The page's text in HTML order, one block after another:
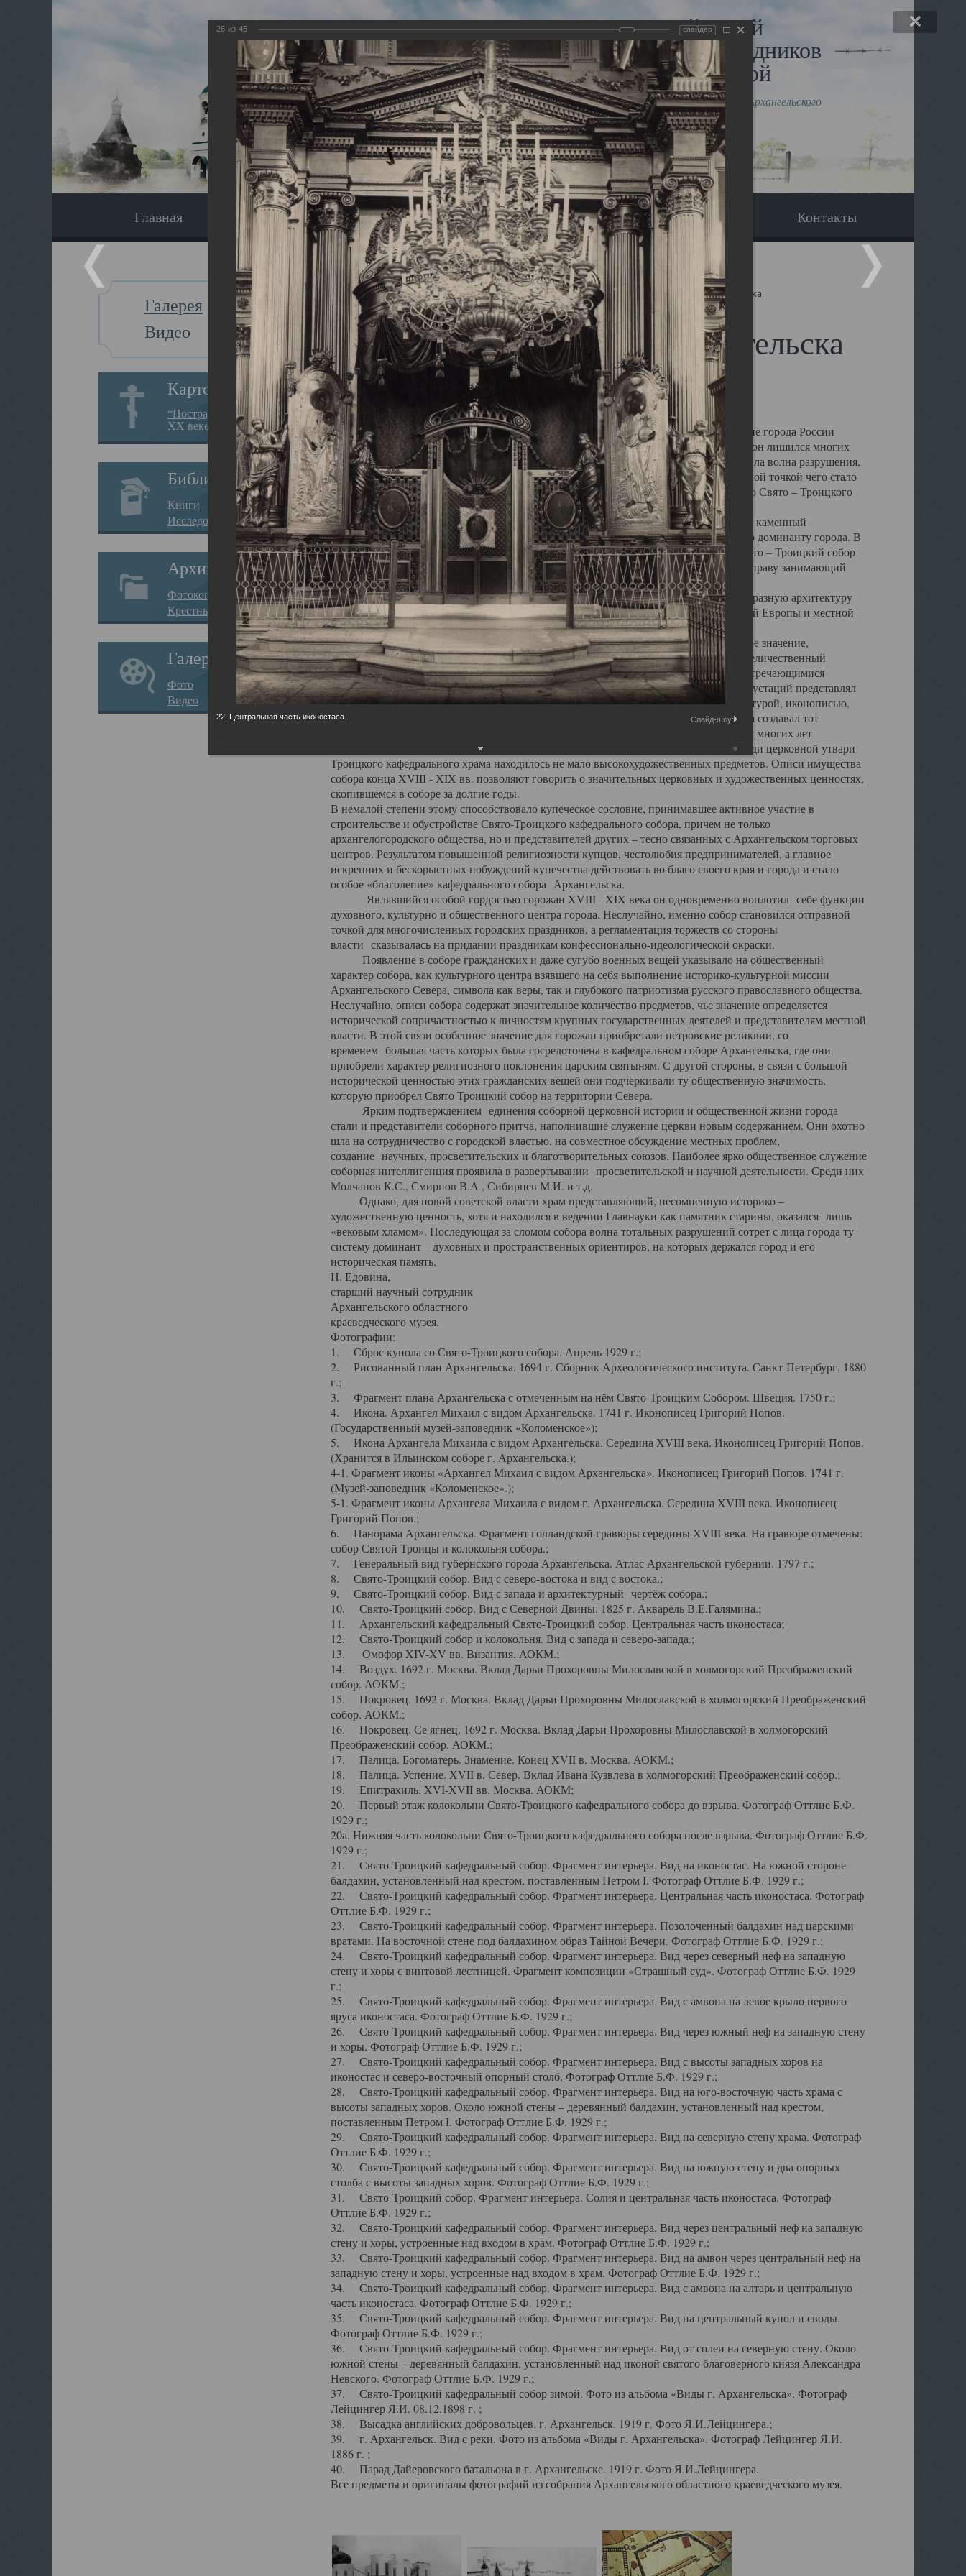
Виртуальный музей
Новомучеников и исповедников
Земли Архангельской
Сайт создан по благословлению митрополита Архангельского
и Холмогорского Даниила
Главная Экскурсия Наследники Галерея Вопрос-ответ Контакты
Галерея
Видео
Картотека
“Пострадавшие за веру в
XX веке на Севере”
Библиотека
Книги
Исследования
Архив
Фотокопии дел
Крестные ходы
Галерея
Фото
Видео
Главная Галерея Храмы-мученики Архангельска Свято-Троицкий собор Архангельска
Свято-Троицкий собор Архангельска
Свято-Троицкий собор Архангельска
23.12.2015
Сегодня мы можем говорить, что Архангельск в большей мере, чем другие губернские города России
пострадал от целенаправленных систематических разрушений, в результате которых он лишился многих
выдающихся памятников архитектуры. Больше всего по старому Архангельску ударила волна разрушения,
вызванная борьбой с религией, набравшая особую силу в конце 20 –х годов. Отправной точкой чего стало
разрушение православного центра архангельской губернии - ансамбля кафедрального Свято – Троицкого
собора Архангельска.
Возникнув в начале XVIII века в центре Архангельска, величественный каменный
двухэтажный Троицкий собор, сразу превратился в зрительную и градостроительную доминанту города. В
XVIII веке по масштабам ему не было равных на Севере. Вплоть до разрушения Свято – Троицкий собор
оставался самым высоким и значительным из городских строений Архангельска, по праву занимающий
второе место, после гостиных дворов, в градостроительной картине Архангельска.
Один из самых больших и светлых соборов России воплотил в себе яркую и своеобразную архитектуру
портового города с отраженными в ней архитектурными течениями России, Западной Европы и местной
архангелогородской школы церковного зодчества.
Масштабность, благолепие и богатство собора, вполне оправдывали его кафедральное значение,
заслуженно выделяя из многочисленных культовых построек города. Обширный и величественный
иконостас украшенный колоннами ионического стиля, с единственными нигде не встречающимися
царскими вратами, изящным фронтоном и множеством резных, символических инкрустаций представлял
собой поистине художественную ценность. В совокупности же с живописью, скульптурой, иконописью,
шитьем, многочисленными предметами церковной утвари интерьер Троицкого храма создавал тот
неповторимый красочный ансамбль декоративного убранства собора, на протяжении многих лет
поражающий воображение своих посетителей. В соборной ризнице, библиотеке, среди церковной утвари
Троицкого кафедрального храма находилось не мало высокохудожественных предметов. Описи имущества
собора конца XVIII - XIX вв. позволяют говорить о значительных церковных и художественных ценностях,
скопившемся в соборе за долгие годы.
В немалой степени этому способствовало купеческое сословие, принимавшее активное участие в
строительстве и обустройстве Свято-Троицкого кафедрального собора, причем не только
архангелогородского общества, но и представителей других – тесно связанных с Архангельском торговых
центров. Результатом повышенной религиозности купцов, честолюбия предпринимателей, а главное
искренних и бескорыстных побуждений купечества действовать во благо своего края и города и стало
особое «благолепие» кафедрального собора Архангельска.
Являвшийся особой гордостью горожан XVIII - XIX века он одновременно воплотил себе функции
духовного, культурно и общественного центра города. Неслучайно, именно собор становился отправной
точкой для многочисленных городских праздников, а регламентация торжеств со стороны
власти сказывалась на придании праздникам конфессионально-идеологической окраски.
Появление в соборе гражданских и даже сугубо военных вещей указывало на общественный
характер собора, как культурного центра взявшего на себя выполнение историко-культурной миссии
Архангельского Севера, символа как веры, так и глубокого патриотизма русского православного общества.
Неслучайно, описи собора содержат значительное количество предметов, чье значение определяется
исторической сопричастностью к личностям крупных государственных деятелей и представителям местной
власти. В этой связи особенное значение для горожан приобретали петровские реликвии, со
временем большая часть которых была сосредоточена в кафедральном соборе Архангельска, где они
приобрели характер религиозного поклонения царским святыням. С другой стороны, в связи с большой
исторической ценностью этих гражданских вещей они подчеркивали ту общественную значимость,
которую приобрел Свято Троицкий собор на территории Севера.
Ярким подтверждением единения соборной церковной истории и общественной жизни города
стали и представители соборного притча, наполнившие служение церкви новым содержанием. Они охотно
шла на сотрудничество с городской властью, на совместное обсуждение местных проблем,
создание научных, просветительских и благотворительных союзов. Наиболее ярко общественное служение
соборная интеллигенция проявила в развертывании просветительской и научной деятельности. Среди них
Молчанов К.С., Смирнов В.А , Сибирцев М.И. и т.д.
Однако, для новой советской власти храм представляющий, несомненную историко –
художественную ценность, хотя и находился в ведении Главнауки как памятник старины, оказался лишь
«вековым хламом». Последующая за сломом собора волна тотальных разрушений сотрет с лица города ту
систему доминант – духовных и пространственных ориентиров, на которых держался город и его
историческая память.
Н. Едовина,
старший научный сотрудник
Архангельского областного
краеведческого музея.
Фотографии:
1. Сброс купола со Свято-Троицкого собора. Апрель 1929 г.;
2. Рисованный план Архангельска. 1694 г. Сборник Археологического института. Санкт-Петербург, 1880
г.;
3. Фрагмент плана Архангельска с отмеченным на нём Свято-Троицким Собором. Швеция. 1750 г.;
4. Икона. Архангел Михаил с видом Архангельска. 1741 г. Иконописец Григорий Попов.
(Государственный музей-заповедник «Коломенское»);
5. Икона Архангела Михаила с видом Архангельска. Середина XVIII века. Иконописец Григорий Попов.
(Хранится в Ильинском соборе г. Архангельска.);
4-1. Фрагмент иконы «Архангел Михаил с видом Архангельска». Иконописец Григорий Попов. 1741 г.
(Музей-заповедник «Коломенское».);
5-1. Фрагмент иконы Архангела Михаила с видом г. Архангельска. Середина XVIII века. Иконописец
Григорий Попов.;
6. Панорама Архангельска. Фрагмент голландской гравюры середины XVIII века. На гравюре отмечены:
собор Святой Троицы и колокольня собора.;
7. Генеральный вид губернского города Архангельска. Атлас Архангельской губернии. 1797 г.;
8. Свято-Троицкий собор. Вид с северо-востока и вид с востока.;
9. Свято-Троицкий собор. Вид с запада и архитектурный чертёж собора.;
10. Свято-Троицкий собор. Вид с Северной Двины. 1825 г. Акварель В.Е.Галямина.;
11. Архангельский кафедральный Свято-Троицкий собор. Центральная часть иконостаса;
12. Свято-Троицкий собор и колокольня. Вид с запада и северо-запада.;
13. Омофор XIV-XV вв. Византия. АОКМ.;
14. Воздух. 1692 г. Москва. Вклад Дарьи Прохоровны Милославской в холмогорский Преображенский
собор. АОКМ.;
15. Покровец. 1692 г. Москва. Вклад Дарьи Прохоровны Милославской в холмогорский Преображенский
собор. АОКМ.;
16. Покровец. Се ягнец. 1692 г. Москва. Вклад Дарьи Прохоровны Милославской в холмогорский
Преображенский собор. АОКМ.;
17. Палица. Богоматерь. Знамение. Конец XVII в. Москва. АОКМ.;
18. Палица. Успение. XVII в. Север. Вклад Ивана Кузвлева в холмогорский Преображенский собор.;
19. Епитрахиль. XVI-XVII вв. Москва. АОКМ;
20. Первый этаж колокольни Свято-Троицкого кафедрального собора до взрыва. Фотограф Оттлие Б.Ф.
1929 г.;
20а. Нижняя часть колокольни Свято-Троицкого кафедрального собора после взрыва. Фотограф Оттлие Б.Ф.
1929 г.;
21. Свято-Троицкий кафедральный собор. Фрагмент интерьера. Вид на иконостас. На южной стороне
балдахин, установленный над крестом, поставленным Петром I. Фотограф Оттлие Б.Ф. 1929 г.;
22. Свято-Троицкий кафедральный собор. Фрагмент интерьера. Центральная часть иконостаса. Фотограф
Оттлие Б.Ф. 1929 г.;
23. Свято-Троицкий кафедральный собор. Фрагмент интерьера. Позолоченный балдахин над царскими
вратами. На восточной стене под балдахином образ Тайной Вечери. Фотограф Оттлие Б.Ф. 1929 г.;
24. Свято-Троицкий кафедральный собор. Фрагмент интерьера. Вид через северный неф на западную
стену и хоры с винтовой лестницей. Фрагмент композиции «Страшный суд». Фотограф Оттлие Б.Ф. 1929
г.;
25. Свято-Троицкий кафедральный собор. Фрагмент интерьера. Вид с амвона на левое крыло первого
яруса иконостаса. Фотограф Оттлие Б.Ф. 1929 г.;
26. Свято-Троицкий кафедральный собор. Фрагмент интерьера. Вид через южный неф на западную стену
и хоры. Фотограф Оттлие Б.Ф. 1929 г.;
27. Свято-Троицкий кафедральный собор. Фрагмент интерьера. Вид с высоты западных хоров на
иконостас и северо-восточный опорный столб. Фотограф Оттлие Б.Ф. 1929 г.;
28. Свято-Троицкий кафедральный собор. Фрагмент интерьера. Вид на юго-восточную часть храма с
высоты западных хоров. Около южной стены – деревянный балдахин, установленный над крестом,
поставленным Петром I. Фотограф Оттлие Б.Ф. 1929 г.;
29. Свято-Троицкий кафедральный собор. Фрагмент интерьера. Вид на северную стену храма. Фотограф
Оттлие Б.Ф. 1929 г.;
30. Свято-Троицкий кафедральный собор. Фрагмент интерьера. Вид на южную стену и два опорных
столба с высоты западных хоров. Фотограф Оттлие Б.Ф. 1929 г.;
31. Свято-Троицкий собор. Фрагмент интерьера. Солия и центральная часть иконостаса. Фотограф
Оттлие Б.Ф. 1929 г.;
32. Свято-Троицкий кафедральный собор. Фрагмент интерьера. Вид через центральный неф на западную
стену и хоры, устроенные над входом в храм. Фотограф Оттлие Б.Ф. 1929 г.;
33. Свято-Троицкий кафедральный собор. Фрагмент интерьера. Вид на амвон через центральный неф на
западную стену и хоры, устроенные над входом в храм. Фотограф Оттлие Б.Ф. 1929 г.;
34. Свято-Троицкий кафедральный собор. Фрагмент интерьера. Вид с амвона на алтарь и центральную
часть иконостаса. Фотограф Оттлие Б.Ф. 1929 г.;
35. Свято-Троицкий кафедральный собор. Фрагмент интерьера. Вид на центральный купол и своды.
Фотограф Оттлие Б.Ф. 1929 г.;
36. Свято-Троицкий кафедральный собор. Фрагмент интерьера. Вид от солеи на северную стену. Около
южной стены – деревянный балдахин, установленный над иконой святого благоверного князя Александра
Невского. Фотограф Оттлие Б.Ф. 1929 г.;
37. Свято-Троицкий кафедральный собор зимой. Фото из альбома «Виды г. Архангельска». Фотограф
Лейцингер Я.И. 08.12.1898 г. ;
38. Высадка английских добровольцев. г. Архангельск. 1919 г. Фото Я.И.Лейцингера.;
39. г. Архангельск. Вид с реки. Фото из альбома «Виды г. Архангельска». Фотограф Лейцингер Я.И.
1886 г. ;
40. Парад Дайеровского батальона в г. Архангельске. 1919 г. Фото Я.И.Лейцингера.
Все предметы и оригиналы фотографий из собрания Архангельского областного краеведческого музея.
26 из 45 слайдер
22. Центральная часть иконостаса. Слайд-шоу: